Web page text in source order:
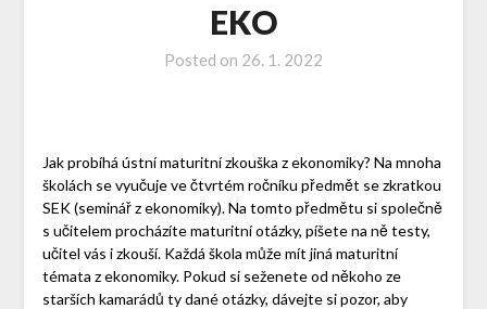
EKO
Posted on 26. 1. 2022
Jak probíhá ústní maturitní zkouška z ekonomiky? Na mnoha
školách se vyučuje ve čtvrtém ročníku předmět se zkratkou
SEK (seminář z ekonomiky). Na tomto předmětu si společně
s učitelem procházíte maturitní otázky, píšete na ně testy,
učitel vás i zkouší. Každá škola může mít jiná maturitní
témata z ekonomiky. Pokud si seženete od někoho ze
starších kamarádů ty dané otázky, dávejte si pozor, aby